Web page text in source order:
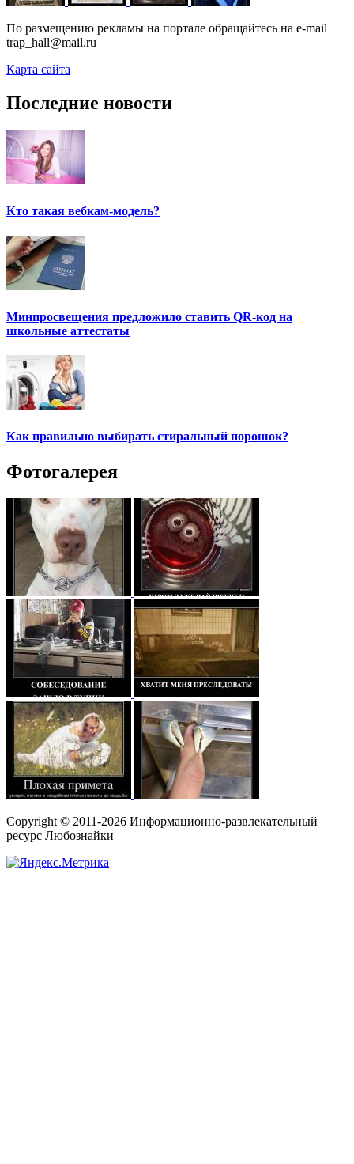
По размещению рекламы на портале обращайтесь на e-mail
trap_hall@mail.ru
Карта сайта
Последние новости
Кто такая вебкам-модель?
Минпросвещения предложило ставить QR-код на
школьные аттестаты
Как правильно выбирать стиральный порошок?
Фотогалерея
Copyright © 2011-2026 Информационно-развлекательный
ресурс Любознайки